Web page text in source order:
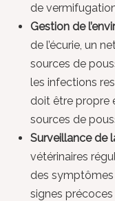
de
Gestion de
de l’écurie, un
sources de
les infections
doit être propre
sources de
Surveillance de
vétérinaires
des
signes